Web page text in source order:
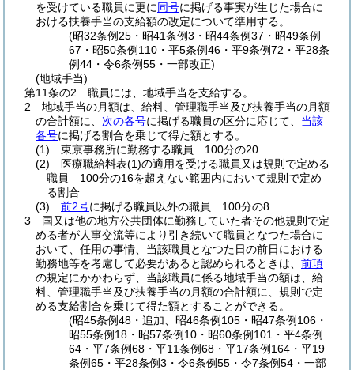
を受けている職員に更に同号に掲げる事実が生じた場合に
おける扶養手当の支給額の改定について準用する。
(昭32条例25・昭41条例3・昭44条例37・昭49条例
67・昭50条例110・平5条例46・平9条例72・平28条
例44・令6条例55・一部改正)
(地域手当)
第11条の2
職員には、地域手当を支給する。
2
地域手当の月額は、給料、管理職手当及び扶養手当の月額
の合計額に、 次の各号に掲げる職員の区分に応じて、 当該
各号に掲げる割合を乗じて得た額とする。
(1)
東京事務所に勤務する職員 100分の20
(2)
医療職給料表(1)の適用を受ける職員又は規則で定める
職員 100分の16を超えない範囲内において規則で定め
る割合
(3)
前2号に掲げる職員以外の職員 100分の8
3
国又は他の地方公共団体に勤務していた者その他規則で定
める者が人事交流等により引き続いて職員となつた場合に
おいて、任用の事情、当該職員となつた日の前日における
勤務地等を考慮して必要があると認められるときは、 前項
の規定にかかわらず、当該職員に係る地域手当の額は、給
料、管理職手当及び扶養手当の月額の合計額に、規則で定
める支給割合を乗じて得た額とすることができる。
(昭45条例48・追加、昭46条例105・昭47条例106・
昭55条例18・昭57条例10・昭60条例101・平4条例
64・平7条例68・平11条例68・平17条例164・平19
条例65・平28条例3・令6条例55・令7条例54・一部